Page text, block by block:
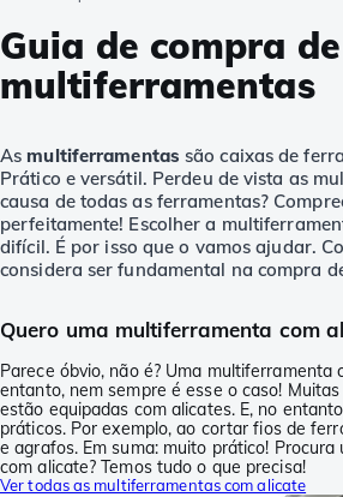
Guia de compra de
multiferramentas
Asmultiferramentas são caixas de
Prático e versátil. Perdeu de vista as
causa de todas as ferramentas?
perfeitamente! Escolher a
difícil. É por isso que o vamos ajudar.
considera ser fundamental na compra
Quero uma multiferramenta com
Parece óbvio, não é? Uma multiferramenta
entanto, nem sempre é esse o caso!
estão equipadas com alicates. E, no
práticos. Por exemplo, ao cortar fios de
e agrafos. Em suma: muito prático!
com alicate? Temos tudo o que precisa!
Ver todas as multiferramentas com alicate